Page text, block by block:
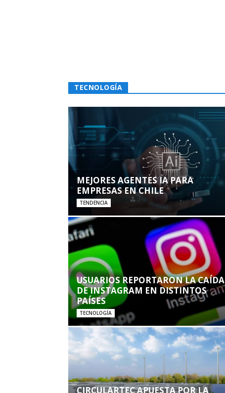
TECNOLOGÍA
MEJORES AGENTES IA PARA
EMPRESAS EN CHILE
TENDENCIA
USUARIOS REPORTARON LA CAÍDA
DE INSTAGRAM EN DISTINTOS
PAÍSES
TECNOLOGÍA
CIRCULARTEC APUESTA POR LA